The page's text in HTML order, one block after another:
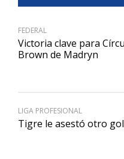
FEDERAL
Victoria clave para
Brown de Madryn
LIGA PROFESIONAL
Tigre le asestó otro